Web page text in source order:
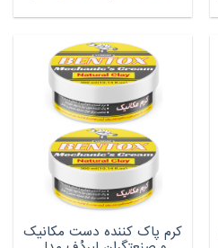
کرم پاک کننده دست مکانیک